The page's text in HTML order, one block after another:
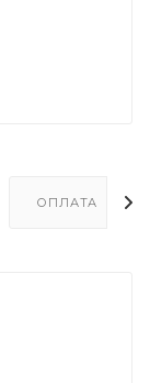
ОПЛАТА